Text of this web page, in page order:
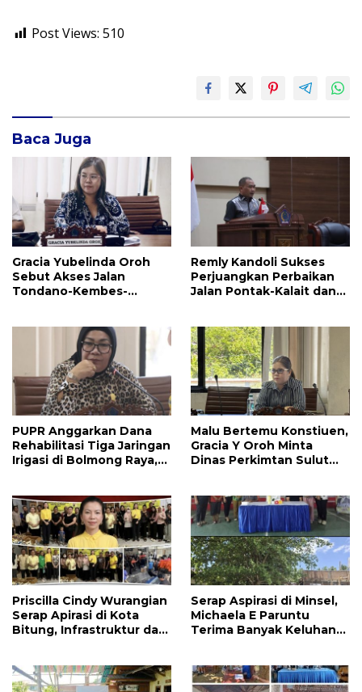
Post Views: 510
Baca Juga
Gracia Yubelinda Oroh
Sebut Akses Jalan
Tondano-Kembes-
Remly Kandoli Sukses
Perjuangkan Perbaikan
Jalan Pontak-Kalait dan
PUPR Anggarkan Dana
Rehabilitasi Tiga Jaringan
Irigasi di Bolmong Raya,
Malu Bertemu Konstiuen,
Gracia Y Oroh Minta
Dinas Perkimtan Sulut
Jalan di Tandengan I
Priscilla Cindy Wurangian
Serap Apirasi di Kota
Bitung, Infrastruktur dan
Warga
Serap Aspirasi di Minsel,
Michaela E Paruntu
Terima Banyak Keluhan